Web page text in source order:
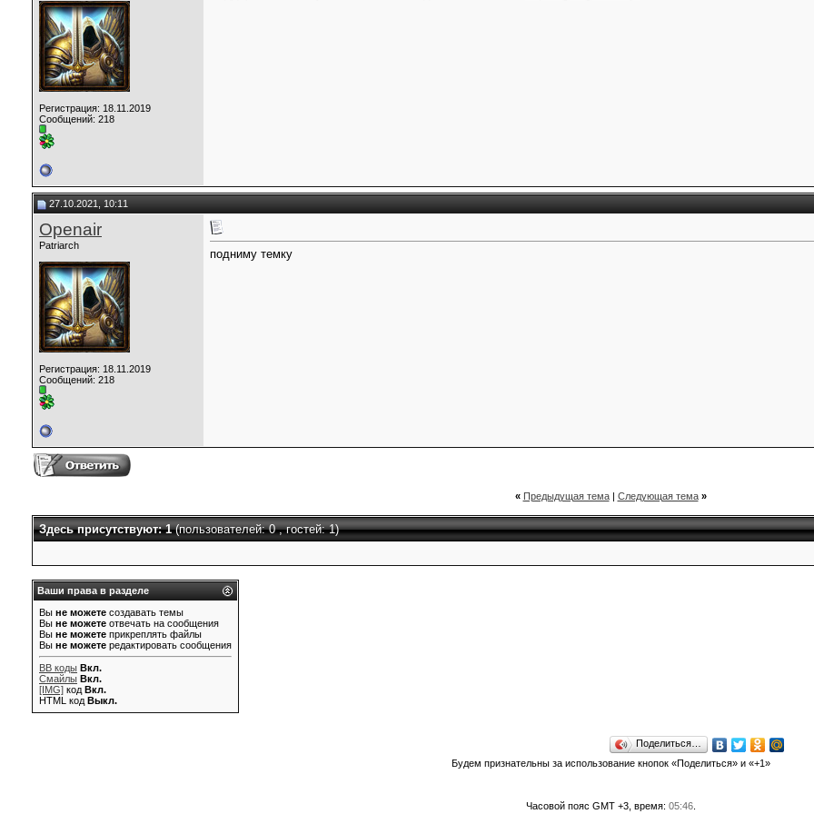
Регистрация: 18.11.2019
Сообщений: 218
27.10.2021, 10:11
Openair
Patriarch
Регистрация: 18.11.2019
Сообщений: 218
подниму темку
« Предыдущая тема| Следующая тема »
Здесь присутствуют: 1(пользователей: 0 , гостей: 1)
Ваши права в разделе
Вы не можете создавать темы
Вы не можете отвечать на сообщения
Вы не можете прикреплять файлы
Вы не можете редактировать сообщения
BB коды Вкл.
Смайлы Вкл.
[IMG] код Вкл.
HTML код Выкл.
Поделиться…
Будем признательны за использование кнопок «Поделиться» и «+1»
Часовой пояс GMT +3, время: 05:46.